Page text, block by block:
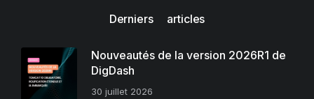
Derniers articles
Nouveautés de la version 2026R1 de
DigDash
30 juillet 2026